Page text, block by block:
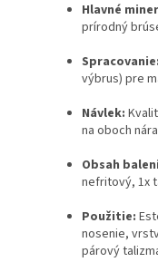
Hlavné
prírodný
Spracovanie:
výbrus) pre
Návlek:
na oboch
Obsah
nefritový, 1x
Použitie:
nosenie,
párový